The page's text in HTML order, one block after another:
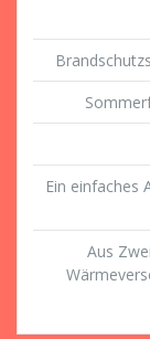
Ein einfaches
Aus